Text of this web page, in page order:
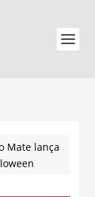
Mate lança